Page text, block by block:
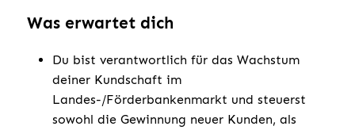
Was erwartet dich
Du bist verantwortlich für das Wachstum
deiner Kundschaft im
Landes-/Förderbankenmarkt und steuerst
sowohl die Gewinnung neuer Kunden, als